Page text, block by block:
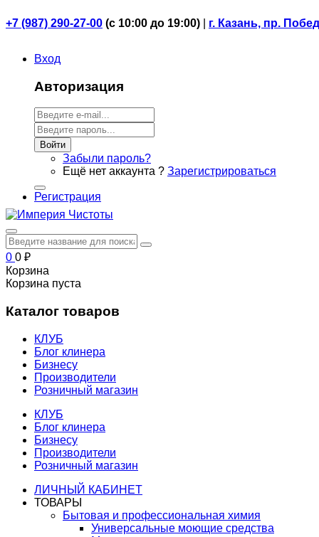
+7 (987) 290-27-00 (с 10:00 до 19:00) г. Казань, пр.
Вход
Авторизация
Войти
Забыли пароль?
Ещё нет аккаунта ? Зарегистрироваться
Регистрация
0 0 ₽
Корзина
Корзина пуста
Каталог товаров
КЛУБ
Блог клинера
Бизнесу
Производители
Розничный магазин
КЛУБ
Блог клинера
Бизнесу
Производители
Розничный магазин
ЛИЧНЫЙ КАБИНЕТ
ТОВАРЫ
Бытовая и профессиональная химия
Универсальные моющие средства